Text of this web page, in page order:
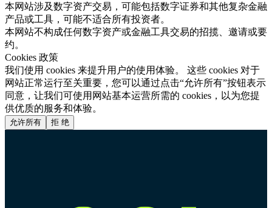
本网站涉及数字资产交易，可能包括数字证券和其他复杂金融
产品或工具，可能不适合所有投资者。
本网站不构成任何数字资产或金融工具交易的招揽、邀请或要
约。
Cookies 政策
我们使用 cookies 来提升用户的使用体验。 这些 cookies 对于
网站正常运行至关重要，您可以通过点击“允许所有”按钮表示
同意，让我们可使用网站基本运营所需的 cookies，以为您提
供优质的服务和体验。
允许所有 拒 绝